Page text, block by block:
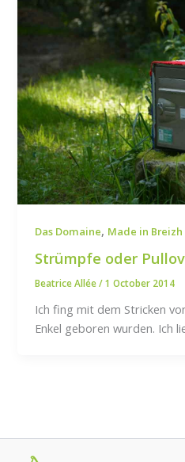
Das Domaine, Made in Breizh
Strümpfe oder
Beatrice Allée/1 October 2014
Ich fing mit dem Stricken
Enkel geboren wurden. Ich